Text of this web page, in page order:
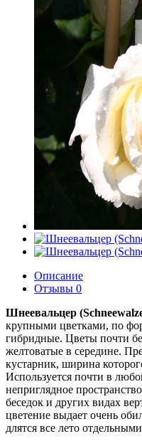
Описание
Отзывы 0
Шнеевальцер
крупными цветками, по
гибридные. Цветы почти
желтоватые в середине.
кустарник, ширина
Используется почти в
неприглядное
беседок и других видах
цветение выдает очень
длятся все лето